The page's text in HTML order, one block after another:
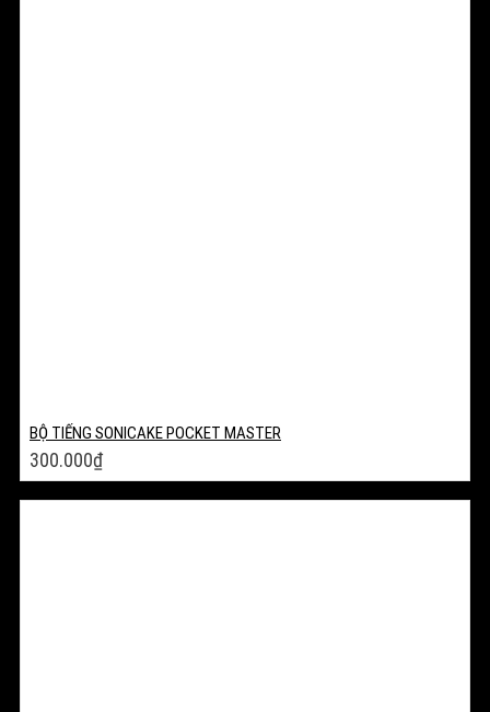
BỘ TIẾNG SONICAKE POCKET MASTER
300.000₫